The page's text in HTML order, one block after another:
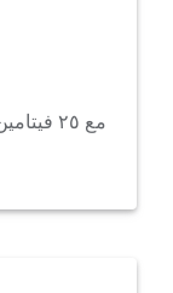
مع ٢٥